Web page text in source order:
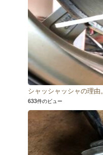
シャッシャッシャの理由。
633件のビュー